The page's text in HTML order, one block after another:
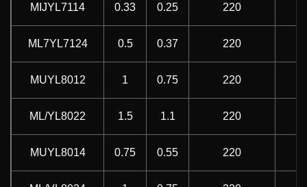
MIJYL7114 0.33 0.25 220
ML7YL7124 0.5 0.37 220
MUYL8012 1 0.75 220
ML/YL8022 1.5 1.1 220
MUYL8014 0.75 0.55 220